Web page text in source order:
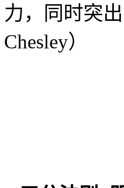
力，同时突
Chesley）